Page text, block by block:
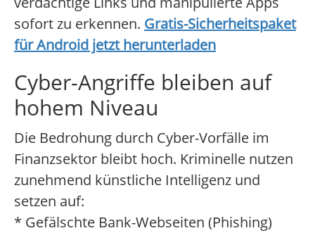
sofort zu erkennen. Gratis-Sicherheitspaket
für Android jetzt herunterladen
Cyber-Angriffe bleiben auf
hohem Niveau
Die Bedrohung durch Cyber-Vorfälle im
Finanzsektor bleibt hoch. Kriminelle nutzen
zunehmend künstliche Intelligenz und
setzen auf:
* Gefälschte Bank-Webseiten (Phishing)